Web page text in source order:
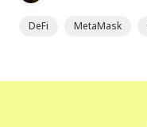
DeFi MetaMask